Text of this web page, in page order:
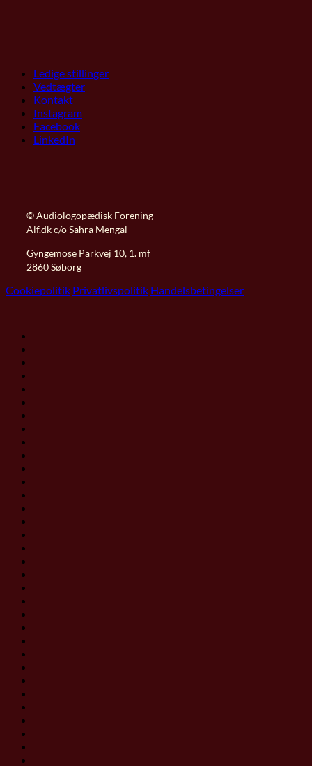
Ledige stillinger
Vedtægter
Kontakt
Instagram
Facebook
LinkedIn
© Audiologopædisk Forening
Alf.dk c/o Sahra Mengal
Gyngemose Parkvej 10, 1. mf
2860 Søborg
Cookiepolitik Privatlivspolitik Handelsbetingelser